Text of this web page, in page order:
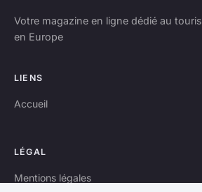
Votre magazine en ligne dédié au
en Europe
LIENS
Accueil
LÉGAL
Mentions légales